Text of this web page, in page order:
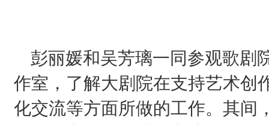
彭丽媛和吴芳璃一同参观歌剧
作室，了解大剧院在支持艺术创
化交流等方面所做的工作。其间